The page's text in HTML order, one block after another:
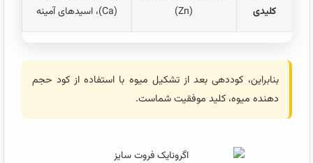
کلیدی
(Zn)
(Ca)، اسیدهای آمینه
بنابراین، کوددهی بعد از تشکیل میوه با استفاده از کود حجم
دهنده میوه، کلید موفقیت شماست.